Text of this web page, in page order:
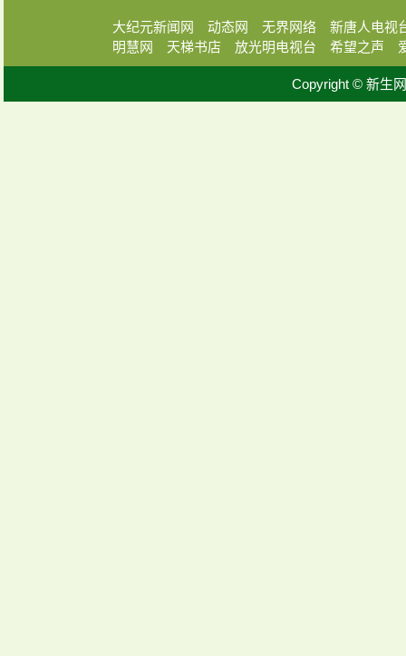
大纪元新闻网 动态网 无界网络
新唐人电视
明慧网
天梯书店 放光明电视台 希望之声
Copyright © 新生